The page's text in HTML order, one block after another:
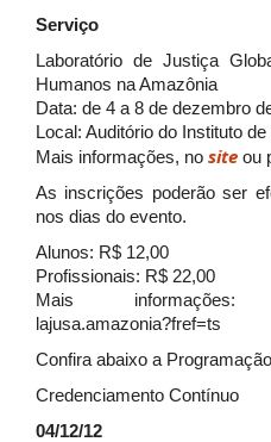
Serviço
Laboratório de Justiça
Humanos na Amazônia
Data: de 4 a 8 de dezembro
Local: Auditório do Instituto
Mais informações, no site ou
As inscrições poderão ser
nos dias do evento.
Alunos: R$ 12,00
Profissionais: R$ 22,00
Mais informações:
lajusa.amazonia?fref=ts
Confira abaixo a
Credenciamento Contínuo
04/12/12